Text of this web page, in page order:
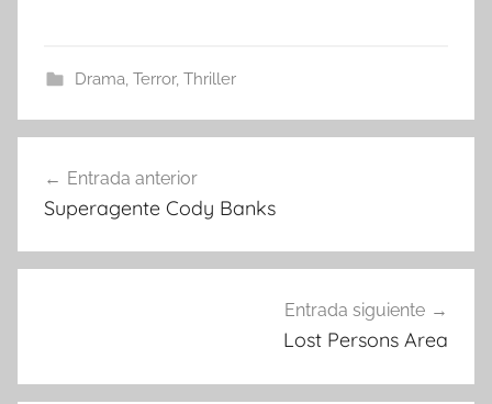
Drama, Terror, Thriller
Navegación
de
entradas
Entrada anterior
Superagente Cody Banks
Entrada siguiente
Lost Persons Area